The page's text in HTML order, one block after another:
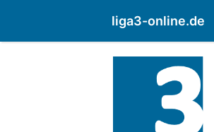
liga3-online.de